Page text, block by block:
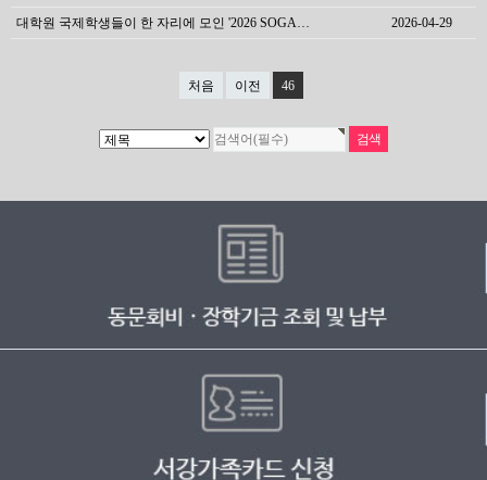
대학원 국제학생들이 한 자리에 모인 '2026 SOGA… 2026-04-29
처음 이전 46